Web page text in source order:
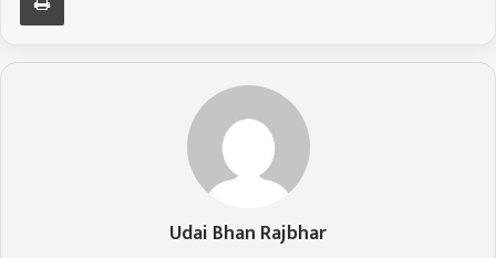
Udai Bhan Rajbhar